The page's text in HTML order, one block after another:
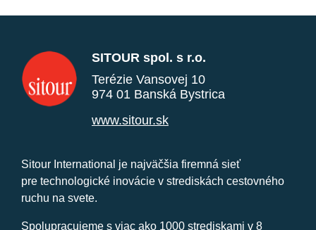
SITOUR spol. s r.o.
Terézie Vansovej 10
974 01 Banská Bystrica
www.sitour.sk
Sitour International je najväčšia firemná sieť
pre technologické inovácie v strediskách cestovného
ruchu na svete.
Spolupracujeme s viac ako 1000 strediskami v 8